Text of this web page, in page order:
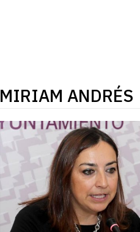
MIRIAM ANDRÉS